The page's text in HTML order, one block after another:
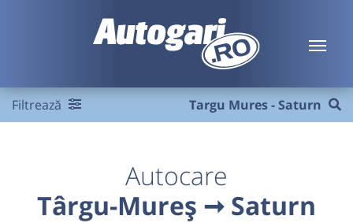
Filtrează Targu Mures - Saturn
Autocare
Târgu-Mureș ➞ Saturn